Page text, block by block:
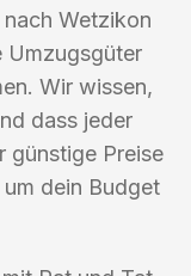
Wetzikon
Umzugsgüter
Wir wissen,
dass jeder
günstige Preise
dein Budget